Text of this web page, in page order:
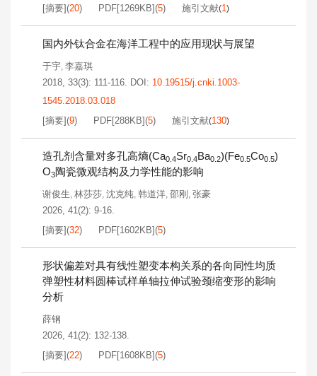
[摘要](20) PDF[1269KB](5) 施引文献(1)
国内外钛合金在海洋工程中的应用现状与展望
于宇, 李嘉琪
2018, 33(3): 111-116. DOI: 10.19515/j.cnki.1003-
1545.2018.03.018
[摘要](9) PDF[288KB](5) 施引文献(130)
造孔剂含量对多孔高熵(Ca0.4Sr0.4Ba0.2)(Fe0.5Co0.5)
O3陶瓷微观结构及力学性能的影响
谢俊生, 林莎莎, 沈克纯, 韩道洋, 邵刚 , 张豪
2026, 41(2): 9-16.
[摘要](32) PDF[1602KB](5)
形状偏差对具有线性塑变本构关系的各向同性均质
弹塑性材料圆棒试样单轴拉伸试验颈缩变形的影响
分析
薛钢
2026, 41(2): 132-138.
[摘要](22) PDF[1608KB](5)